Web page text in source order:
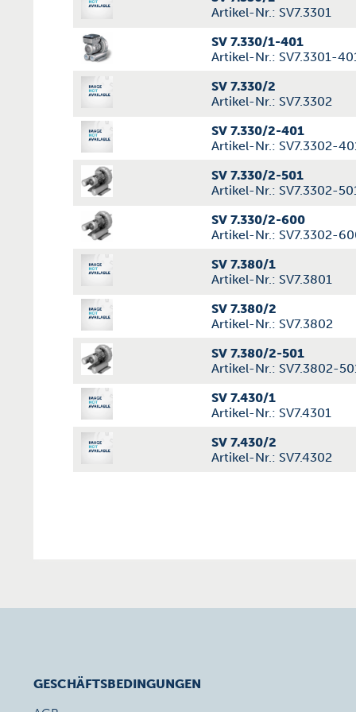
Artikel-Nr.: SV7.3301
SV 7.330/1-401
Artikel-Nr.: SV7.3301-
SV 7.330/2
Artikel-Nr.: SV7.3302
SV 7.330/2-401
Artikel-Nr.: SV7.3302-
SV 7.330/2-501
Artikel-Nr.: SV7.3302-
SV 7.330/2-600
Artikel-Nr.: SV7.3302-
SV 7.380/1
Artikel-Nr.: SV7.3801
SV 7.380/2
Artikel-Nr.: SV7.3802
SV 7.380/2-501
Artikel-Nr.: SV7.3802-
SV 7.430/1
Artikel-Nr.: SV7.4301
SV 7.430/2
Artikel-Nr.: SV7.4302
GESCHÄFTSBEDINGUNGEN